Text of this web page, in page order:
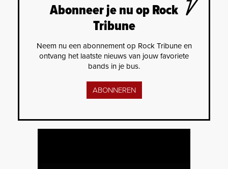
Abonneer je nu op Rock
Tribune
Neem nu een abonnement op Rock Tribune en
ontvang het laatste nieuws van jouw favoriete
bands in je bus.
ABONNEREN